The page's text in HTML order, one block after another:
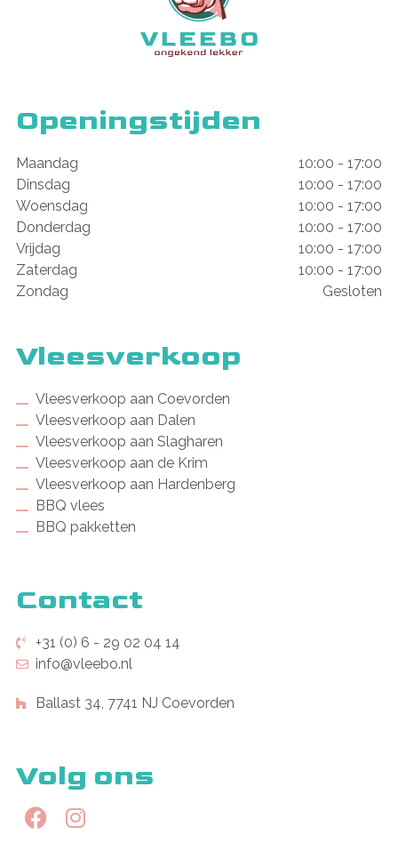
Openingstijden
Maandag
10:00 - 17:00
Dinsdag
10:00 - 17:00
Woensdag
10:00 - 17:00
Donderdag
10:00 - 17:00
Vrijdag
10:00 - 17:00
Zaterdag
10:00 - 17:00
Zondag
Gesloten
Vleesverkoop
Vleesverkoop aan Coevorden
Vleesverkoop aan Dalen
Vleesverkoop aan Slagharen
Vleesverkoop aan de Krim
Vleesverkoop aan Hardenberg
BBQ vlees
BBQ pakketten
Contact
+31 (0) 6 - 29 02 04 14
info@vleebo.nl
Ballast 34, 7741 NJ Coevorden
Volg ons